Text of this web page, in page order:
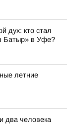
дух: кто стал
Батыр» в Уфе?
летние
два человека